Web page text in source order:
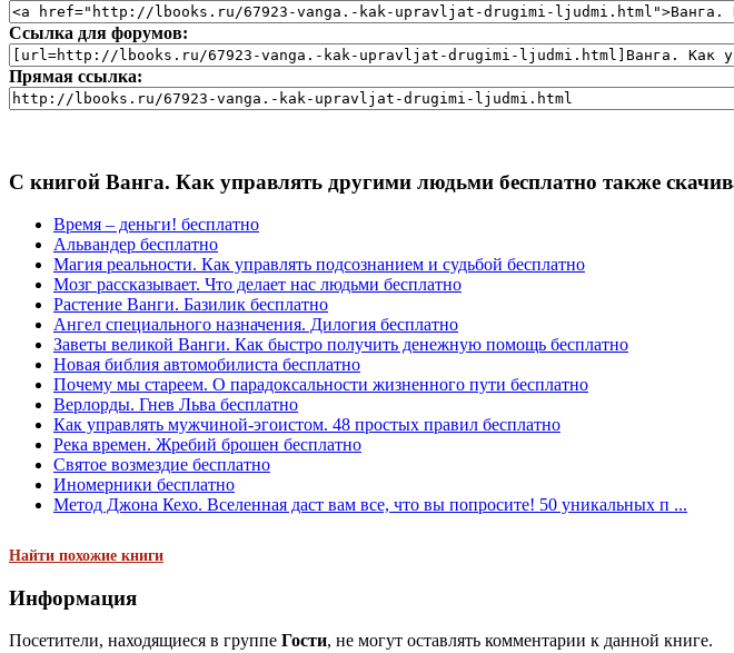
Ссылка для форумов:
Прямая ссылка:
С книгой Ванга. Как управлять другими людьми бесплатно также
Время – деньги! бесплатно
Альвандер бесплатно
Магия реальности. Как управлять подсознанием и судьбой бесплатно
Мозг рассказывает. Что делает нас людьми бесплатно
Растение Ванги. Базилик бесплатно
Ангел специального назначения. Дилогия бесплатно
Заветы великой Ванги. Как быстро получить денежную помощь бесплатно
Новая библия автомобилиста бесплатно
Почему мы стареем. О парадоксальности жизненного пути бесплатно
Верлорды. Гнев Льва бесплатно
Как управлять мужчиной-эгоистом. 48 простых правил бесплатно
Река времен. Жребий брошен бесплатно
Святое возмездие бесплатно
Иномерники бесплатно
Метод Джона Кехо. Вселенная даст вам все, что вы попросите! 50 уникальных п ...
Найти похожие книги
Информация
Посетители, находящиеся в группе Гости, не могут оставлять комментарии к данной книге.